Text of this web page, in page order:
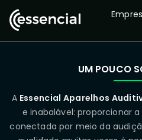
UM POUCO
A Essencial Aparelhos
e inabalável: proporcionar
conectada por meio da